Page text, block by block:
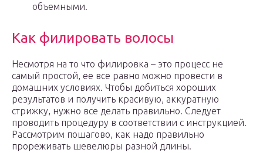
объемными.
Как филировать волосы
Несмотря на то что филировка – это процесс не
самый простой, ее все равно можно провести в
домашних условиях. Чтобы добиться хороших
результатов и получить красивую, аккуратную
стрижку, нужно все делать правильно. Следует
проводить процедуру в соответствии с инструкцией.
Рассмотрим пошагово, как надо правильно
прореживать шевелюры разной длины.